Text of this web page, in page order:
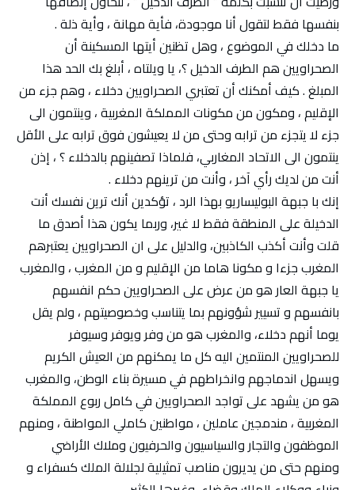
بنفسها فقط لتقول أنا موجودة، فأية مهانة ، وأية ذلة .
ما دخلك في الموضوع ، وهل تظنين أيتها المسكينة أن
الصحراويين هم الطرف الدخيل ؟، يا ويلتاه ، أبلغ بك الحد هذا
المبلغ . كيف أمكنك أن تعتبري الصحراويين دخلاء ، وهم جزء من
الإقليم ، ومكون من مكونات المملكة المغربية ، وينتمون الى
جزء لا يتجزء من ترابه وحتى من لا يعيشون فوق ترابه على الأقل
ينتمون الى الاتحاد المغاربي، فلماذا تصفينهم بالدخلاء ؟ ، إذن
أنت من لديك رأي آخر ، وأنت من ترينهم دخلاء .
إنك با جبهة البوليساريو بهذا الرد ، تؤكدين أنك ترين نفسك أنت
الدخيلة على المنطقة فقط لا غير، وربما يكون هذا أصدق ما
قلت وأنت أكذب الكاذبين، والدليل على ان الصحراويين يعتبرهم
المغرب جزءا و مكونا هاما من الإقليم و من المغرب ، والمغرب
يا جبهة العار هو من عرض على الصحراويين حكم انفسهم
بانفسهم و تسيير شؤونهم بما يتناسب وخصوصيتهم ، ولم يقل
يوما أنهم دخلاء، والمغرب هو من وفر ويوفر وسيوفر
للصحراويين المنتمين اليه كل ما يمكنهم من العيش الكريم
ويسهل اندماجهم وانخراطهم في مسيرة بناء الوطن، والمغرب
هو من يشهد على تواجد الصحراويين في كامل ربوع المملكة
المغربية ، مندمجين عاملين ، مواطنين كاملي المواطنة ، ومنهم
الموظفون والتجار والسياسيون والحرفيون وملاك الأراضي
ومنهم حتى من يديرون مناصب تمثيلية لجلالة الملك كسفراء و